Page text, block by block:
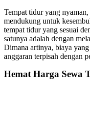
Tempat tidur yang
mendukung untuk
tempat tidur yang sesuai
satunya adalah dengan
Dimana artinya, biaya
anggaran terpisah dengan
Hemat Harga Sewa